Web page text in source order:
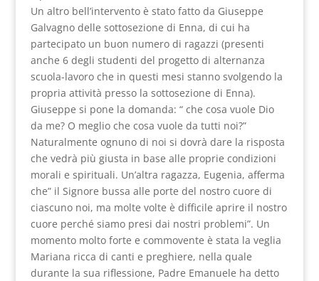
Un altro bell’intervento è stato fatto da Giuseppe
Galvagno delle sottosezione di Enna, di cui ha
partecipato un buon numero di ragazzi (presenti
anche 6 degli studenti del progetto di alternanza
scuola-lavoro che in questi mesi stanno svolgendo la
propria attività presso la sottosezione di Enna).
Giuseppe si pone la domanda: “ che cosa vuole Dio
da me? O meglio che cosa vuole da tutti noi?”
Naturalmente ognuno di noi si dovrà dare la risposta
che vedrà più giusta in base alle proprie condizioni
morali e spirituali. Un’altra ragazza, Eugenia, afferma
che” il Signore bussa alle porte del nostro cuore di
ciascuno noi, ma molte volte è difficile aprire il nostro
cuore perché siamo presi dai nostri problemi”. Un
momento molto forte e commovente è stata la veglia
Mariana ricca di canti e preghiere, nella quale
durante la sua riflessione, Padre Emanuele ha detto